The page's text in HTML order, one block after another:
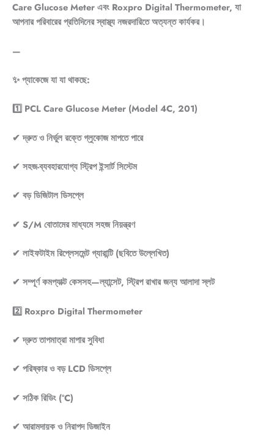
Care Glucose Meter এবং Roxpro Digital Thermometer, যা
আপনার পরিবারের প্রতিদিনের স্বাস্থ্য নজরদারিতে অত্যন্ত কার্যকর।
—
✨ প্যাকেজে যা যা থাকছে:
1️⃣ PCL Care Glucose Meter (Model 4C, 201)
✔ দ্রুত ও নির্ভুল রক্তে গ্লুকোজ মাপতে পারে
✔ সহজ-ব্যবহারযোগ্য স্ট্রিপ ইন্সার্ট সিস্টেম
✔ বড় ডিজিটাল ডিসপ্লে
✔ S/M বোতামের মাধ্যমে সহজ নিয়ন্ত্রণ
✔ লাইফটাইম রিপ্লেসমেন্ট গ্যারান্টি (ছবিতে উল্লেখিত)
✔ সম্পূর্ণ কমপ্যাক্ট কেসসহ—ল্যান্সেট, স্ট্রিপ রাখার জন্য আলাদা স্লট
2️⃣ Roxpro Digital Thermometer
✔ দ্রুত তাপমাত্রা মাপার সুবিধা
✔ পরিষ্কার ও বড় LCD ডিসপ্লে
✔ সঠিক রিডিং (°C)
✔ আরামদায়ক ও নিরাপদ ডিজাইন